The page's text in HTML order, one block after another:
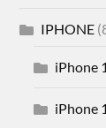
IPHONE
iPhone
iPhone